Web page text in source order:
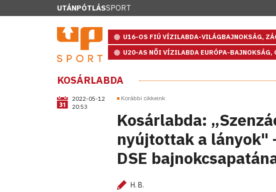
UTÁNPÓTLÁSSPORT
U16-OS FIÚ VÍZILABDA-VILÁGBAJNOKSÁG,
U20-AS NŐI VÍZILABDA EURÓPA-BAJNOKSÁG,
KOSÁRLABDA
2022-05-12
20:53
Korábbi cikkeink
Kosárlabda:
nyújtottak a lányok"
DSE
H. B.